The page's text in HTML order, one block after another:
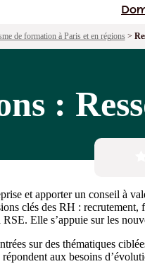
de formation à Paris et en régions>
:
et apporter un conseil à
clés des RH :
Elle s’appuie sur les
sur des thématiques
répondent aux besoins